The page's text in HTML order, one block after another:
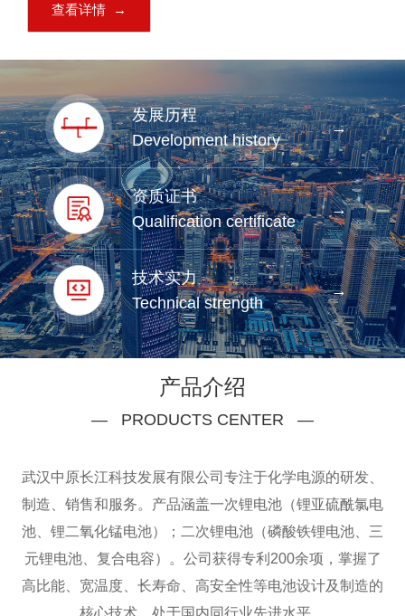
查看详情 →
发展历程
Development history
→
资质证书
Qualification certificate
→
技术实力
Technical strength
→
产品介绍
— PRODUCTS CENTER —
武汉中原长江科技发展有限公司专注于化学电源的研发、
制造、销售和服务。产品涵盖一次锂电池（锂亚硫酰氯电
池、锂二氧化锰电池）；二次锂电池（磷酸铁锂电池、三
元锂电池、复合电容）
。公司获得专利200余项，掌握了
高比能、宽温度、长寿命、高安全性等电池设计及制造的